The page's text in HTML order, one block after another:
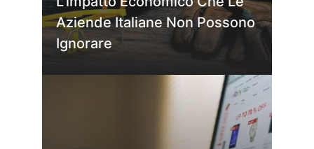
Aziende Italiane Non Possono
Ignorare